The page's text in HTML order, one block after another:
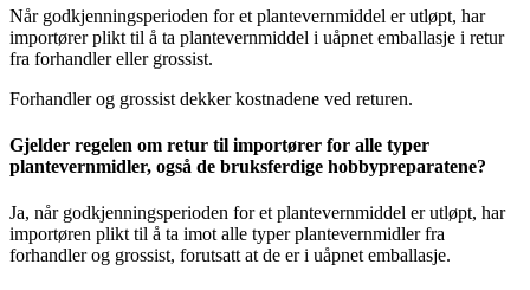
Når godkjenningsperioden for et plantevernmiddel er utløpt, har
importører plikt til å ta plantevernmiddel i uåpnet emballasje i retur
fra forhandler eller grossist.
Forhandler og grossist dekker kostnadene ved returen.
Gjelder regelen om retur til importører for alle typer
plantevernmidler, også de bruksferdige hobbypreparatene?
Ja, når godkjenningsperioden for et plantevernmiddel er utløpt, har
importøren plikt til å ta imot alle typer plantevernmidler fra
forhandler og grossist, forutsatt at de er i uåpnet emballasje.